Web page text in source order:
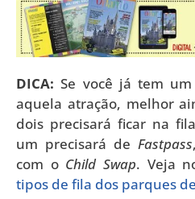
DICA:Se você já tem um
aquela atração, melhor
dois precisará ficar na
um precisará de Fastpass
com o Child Swap. Veja
tipos de fila dos parques